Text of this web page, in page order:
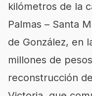
kilómetros de la
Palmas – Santa
de González, en
millones de
reconstrucción